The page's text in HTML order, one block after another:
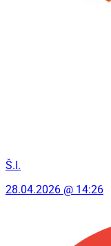
Š.I.
28.04.2026 @ 14:26